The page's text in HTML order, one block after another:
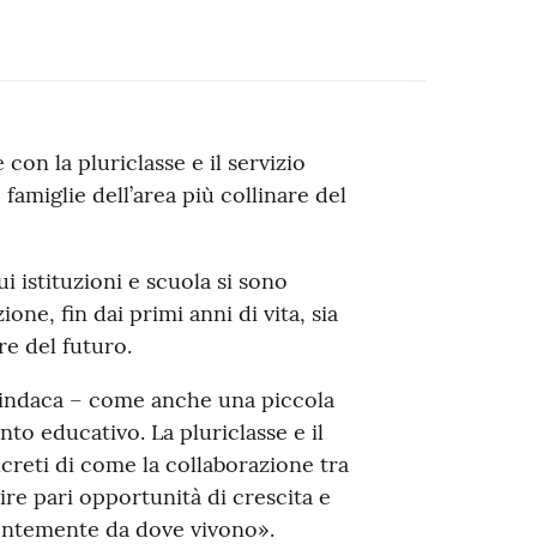
con la pluriclasse e il servizio
dell’area più collinare del
istituzioni e scuola si sono
fin dai primi anni di vita, sia
del futuro.
– come anche una piccola
educativo. La pluriclasse e il
di come la collaborazione tra
pari opportunità di crescita e
da dove vivono».